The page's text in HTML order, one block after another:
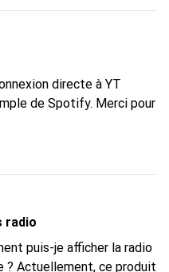
directe à YT
de Spotify. Merci pour
radio